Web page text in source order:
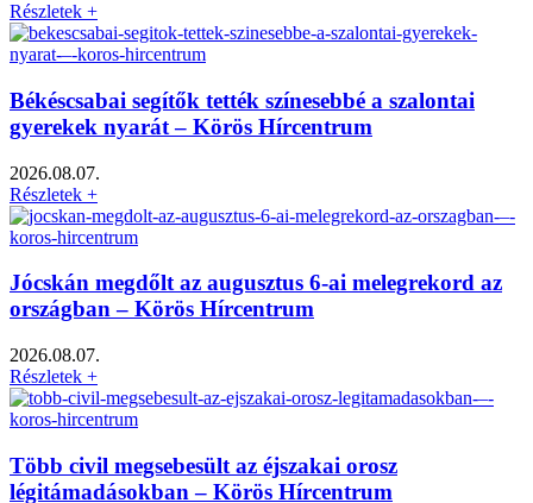
Részletek +
Békéscsabai segítők tették színesebbé a szalontai
gyerekek nyarát – Körös Hírcentrum
2026.08.07.
Részletek +
Jócskán megdőlt az augusztus 6-ai melegrekord az
országban – Körös Hírcentrum
2026.08.07.
Részletek +
Több civil megsebesült az éjszakai orosz
légitámadásokban – Körös Hírcentrum